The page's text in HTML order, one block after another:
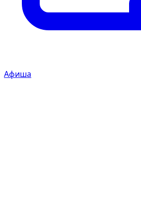
Афиша